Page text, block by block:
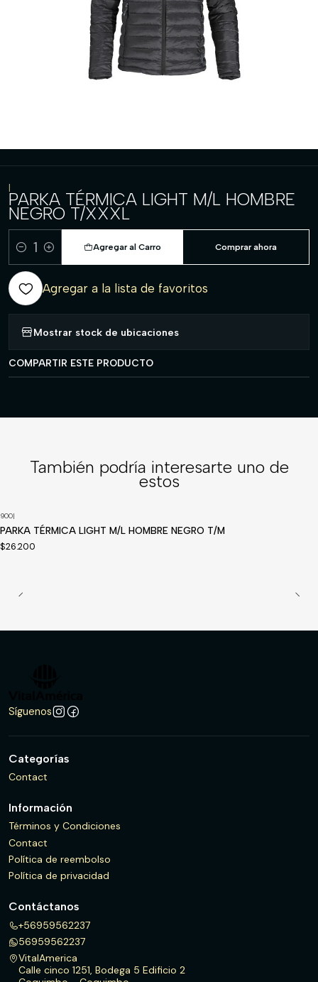
|
PARKA TÉRMICA LIGHT M/L HOMBRE
NEGRO T/XXXL
Cantidad
Agregar al Carro Comprar ahora
Agregar a la lista de favoritos
Mostrar stock de ubicaciones
COMPARTIR ESTE PRODUCTO
También podría interesarte uno de
estos
Disponible a pedido
900|
PARKA TÉRMICA LIGHT M/L HOMBRE NEGRO T/M
$26.200
Síguenos
Categorías
Contact
Información
Términos y Condiciones
Contact
Política de reembolso
Política de privacidad
Contáctanos
+56959562237
56959562237
VitalAmerica
Calle cinco 1251, Bodega 5 Edificio 2